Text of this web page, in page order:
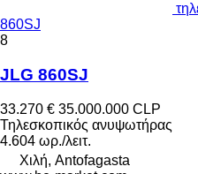
860SJ
8
JLG 860SJ
33.270 € 35.000.000 CLP
Τηλεσκοπικός ανυψωτήρας
4.604 ωρ./λειτ.
Χιλή, Antofagasta